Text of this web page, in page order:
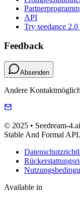
Partnerprogramm
API
Try seedance 2.0
Feedback
Absenden
Andere
© 2025 • Seedream-
Stable And Formal API.
Available in